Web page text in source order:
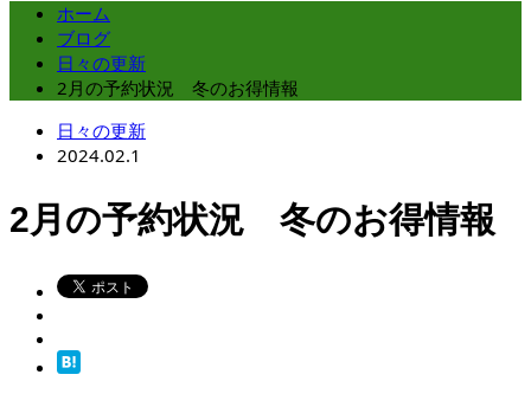
ホーム
ブログ
日々の更新
2月の予約状況 冬のお得情報
日々の更新
2024.02.1
2月の予約状況 冬のお得情報